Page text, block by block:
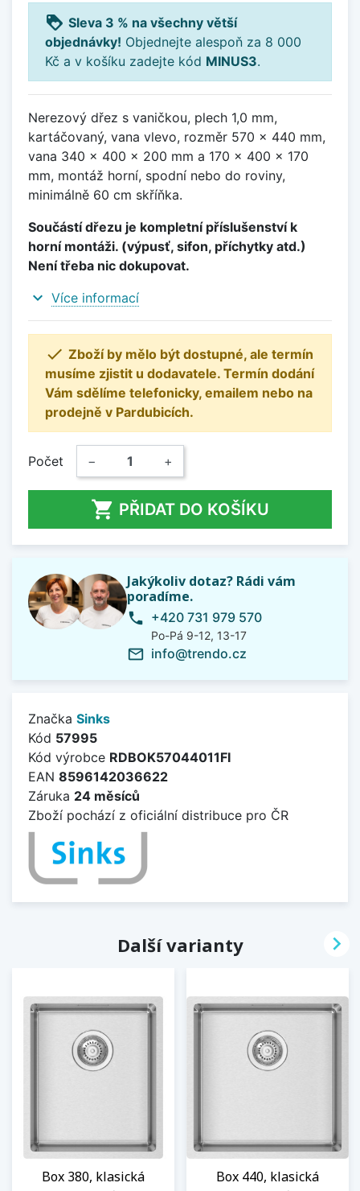
loyalty Sleva 3 % na všechny větší
objednávky! Objednejte alespoň za 8 000
Kč a v košíku zadejte kód MINUS3.
Nerezový dřez s vaničkou, plech 1,0 mm,
kartáčovaný, vana vlevo, rozměr 570 x 440 mm,
vana 340 x 400 x 200 mm a 170 x 400 x 170
mm, montáž horní, spodní nebo do roviny,
minimálně 60 cm skříňka.
Součástí dřezu je kompletní příslušenství k
horní montáži. (výpusť, sifon, příchytky atd.)
Není třeba nic dokupovat.
expand_more Více informací
 Zboží by mělo být dostupné, ale termín
musíme zjistit u dodavatele. Termín dodání
Vám sdělíme telefonicky, emailem nebo na
prodejně v Pardubicích.
Počet − +
 PŘIDAT DO KOŠÍKU
Jakýkoliv dotaz? Rádi vám
poradíme.
phone +420 731 979 570
Po-Pá 9-12, 13-17
mail_outline info@trendo.cz
Značka Sinks
Kód 57995
Kód výrobce RDBOK57044011FI
EAN 8596142036622
Záruka 24 měsíců
Zboží pochází z oficiální distribuce pro ČR
Další varianty
Box 380, klasická
Box 440, klasická
